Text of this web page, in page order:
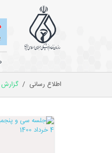
اطلاع رسانی /